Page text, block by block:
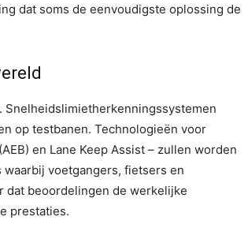
dat soms de eenvoudigste oplossing de
Snelheidslimietherkenningssystemen
op testbanen. Technologieën voor
en Lane Keep Assist – zullen worden
waarbij voetgangers, fietsers en
dat beoordelingen de werkelijke
prestaties.